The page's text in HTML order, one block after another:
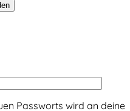
Passworts wird an deine